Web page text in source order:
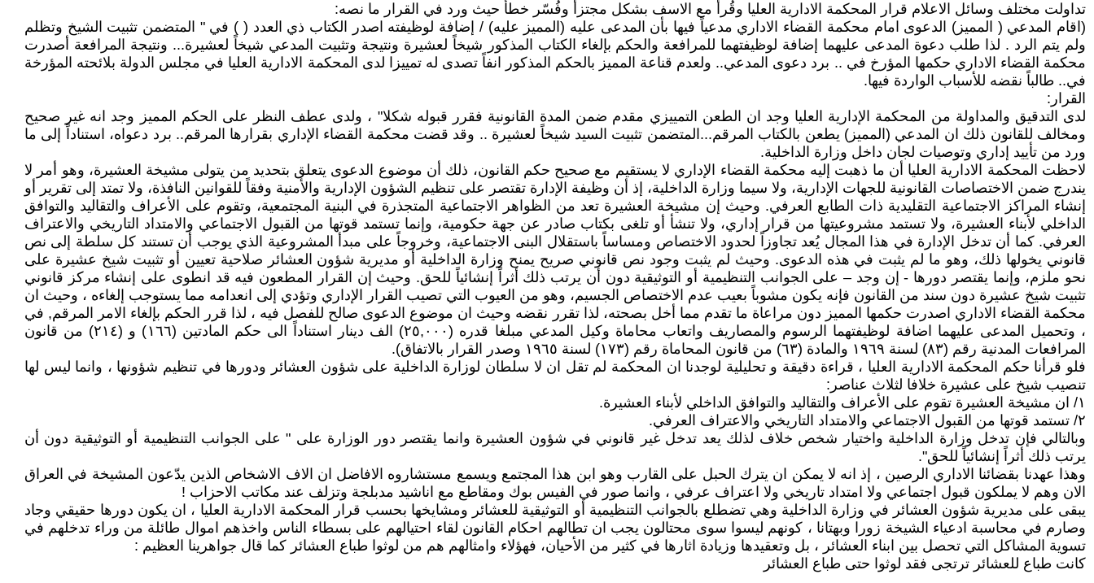
تداولت مختلف وسائل الاعلام قرار المحكمة الادارية العليا وقُرأ مع الاسف بشكل مجتزأ وفُسّر خطأً حيث ورد في القرار ما نصه:
(اقام المدعي ( المميز) الدعوى امام محكمة القضاء الاداري مدعياً فيها بأن المدعى عليه (المميز عليه) / إضافة لوظيفته اصدر الكتاب ذي العدد ( ) في " المتضمن تثبيت الشيخ وتظلم
ولم يتم الرد . لذا طلب دعوة المدعى عليهما إضافة لوظيفتهما للمرافعة والحكم بإلغاء الكتاب المذكور شيخاً لعشيرة ونتيجة وتثبيت المدعي شيخاً لعشيرة... ونتيجة المرافعة أصدرت
محكمة القضاء الاداري حكمها المؤرخ في .. برد دعوى المدعي.. ولعدم قناعة المميز بالحكم المذكور انفاً تصدى له تمييزا لدى المحكمة الادارية العليا في مجلس الدولة بلائحته المؤرخة
في.. طالباً نقضه للأسباب الواردة فيها.
القرار:
لدى التدقيق والمداولة من المحكمة الإدارية العليا وجد ان الطعن التمييزي مقدم ضمن المدة القانونية فقرر قبوله شكلا" ، ولدى عطف النظر على الحكم المميز وجد انه غير صحيح
ومخالف للقانون ذلك ان المدعي (المميز) يطعن بالكتاب المرقم...المتضمن تثبيت السيد شيخاً لعشيرة .. وقد قضت محكمة القضاء الإداري بقرارها المرقم.. برد دعواه، استناداً إلى ما
ورد من تأييد إداري وتوصيات لجان داخل وزارة الداخلية.
لاحظت المحكمة الادارية العليا أن ما ذهبت إليه محكمة القضاء الإداري لا يستقيم مع صحيح حكم القانون، ذلك أن موضوع الدعوى يتعلق بتحديد من يتولى مشيخة العشيرة، وهو أمر لا
يندرج ضمن الاختصاصات القانونية للجهات الإدارية، ولا سيما وزارة الداخلية، إذ أن وظيفة الإدارة تقتصر على تنظيم الشؤون الإدارية والأمنية وفقاً للقوانين النافذة، ولا تمتد إلى تقرير أو
إنشاء المراكز الاجتماعية التقليدية ذات الطابع العرفي. وحيث إن مشيخة العشيرة تعد من الظواهر الاجتماعية المتجذرة في البنية المجتمعية، وتقوم على الأعراف والتقاليد والتوافق
الداخلي لأبناء العشيرة، ولا تستمد مشروعيتها من قرار إداري، ولا تنشأ أو تلغى بكتاب صادر عن جهة حكومية، وإنما تستمد قوتها من القبول الاجتماعي والامتداد التاريخي والاعتراف
العرفي. كما أن تدخل الإدارة في هذا المجال يُعد تجاوزاً لحدود الاختصاص ومساساً باستقلال البنى الاجتماعية، وخروجاً على مبدأ المشروعية الذي يوجب أن تستند كل سلطة إلى نص
قانوني يخولها ذلك، وهو ما لم يثبت في هذه الدعوى. وحيث لم يثبت وجود نص قانوني صريح يمنح وزارة الداخلية أو مديرية شؤون العشائر صلاحية تعيين أو تثبيت شيخ عشيرة على
نحو ملزم، وإنما يقتصر دورها - إن وجد – على الجوانب التنظيمية أو التوثيقية دون أن يرتب ذلك أثراً إنشائياً للحق. وحيث إن القرار المطعون فيه قد انطوى على إنشاء مركز قانوني
تثبيت شيخ عشيرة دون سند من القانون فإنه يكون مشوباً بعيب عدم الاختصاص الجسيم، وهو من العيوب التي تصيب القرار الإداري وتؤدي إلى انعدامه مما يستوجب إلغاءه ، وحيث ان
محكمة القضاء الاداري اصدرت حكمها المميز دون مراعاة ما تقدم مما أخل بصحته، لذا تقرر نقضه وحيث ان موضوع الدعوى صالح للفصل فيه ، لذا قرر الحكم بإلغاء الامر المرقم, في
، وتحميل المدعى عليهما اضافة لوظيفتهما الرسوم والمصاريف واتعاب محاماة وكيل المدعي مبلغا قدره (٢٥,٠٠٠) الف دينار استناداً الى حكم المادتين (١٦٦) و (٢١٤) من قانون
المرافعات المدنية رقم (۸۳) لسنة ١٩٦٩ والمادة (٦٣) من قانون المحاماة رقم (۱۷۳) لسنة ١٩٦٥ وصدر القرار بالاتفاق).
فلو قرأنا حكم المحكمة الادارية العليا ، قراءة دقيقة و تحليلية لوجدنا ان المحكمة لم تقل ان لا سلطان لوزارة الداخلية على شؤون العشائر ودورها في تنظيم شؤونها ، وانما ليس لها
تنصيب شيخ على عشيرة خلافا لثلاث عناصر:
١/ ان مشيخة العشيرة تقوم على الأعراف والتقاليد والتوافق الداخلي لأبناء العشيرة.
٢/ تستمد قوتها من القبول الاجتماعي والامتداد التاريخي والاعتراف العرفي.
وبالتالي فإن تدخل وزارة الداخلية واختيار شخص خلاف لذلك يعد تدخل غير قانوني في شؤون العشيرة وانما يقتصر دور الوزارة على " على الجوانب التنظيمية أو التوثيقية دون أن
يرتب ذلك أثراً إنشائياً للحق".
وهذا عهدنا بقضائنا الاداري الرصين ، إذ انه لا يمكن ان يترك الحبل على القارب وهو ابن هذا المجتمع ويسمع مستشاروه الافاضل ان الاف الاشخاص الذين يدّعون المشيخة في العراق
الان وهم لا يملكون قبول اجتماعي ولا امتداد تاريخي ولا اعتراف عرفي ، وانما صور في الفيس بوك ومقاطع مع اناشيد مدبلجة وتزلف عند مكاتب الاحزاب !
يبقى على مديرية شؤون العشائر في وزارة الداخلية وهي تضطلع بالجوانب التنظيمية أو التوثيقية للعشائر ومشايخها بحسب قرار المحكمة الادارية العليا ، ان يكون دورها حقيقي وجاد
وصارم في محاسبة ادعياء الشيخة زورا وبهتانا ، كونهم ليسوا سوى محتالون يجب ان تطالهم احكام القانون لقاء احتيالهم على بسطاء الناس واخذهم اموال طائلة من وراء تدخلهم في
تسوية المشاكل التي تحصل بين ابناء العشائر ، بل وتعقيدها وزيادة اثارها في كثير من الأحيان، فهؤلاء وامثالهم هم من لوثوا طباع العشائر كما قال جواهرينا العظيم :
كانت طباع للعشائر ترتجى فقد لوثوا حتى طباع العشائر